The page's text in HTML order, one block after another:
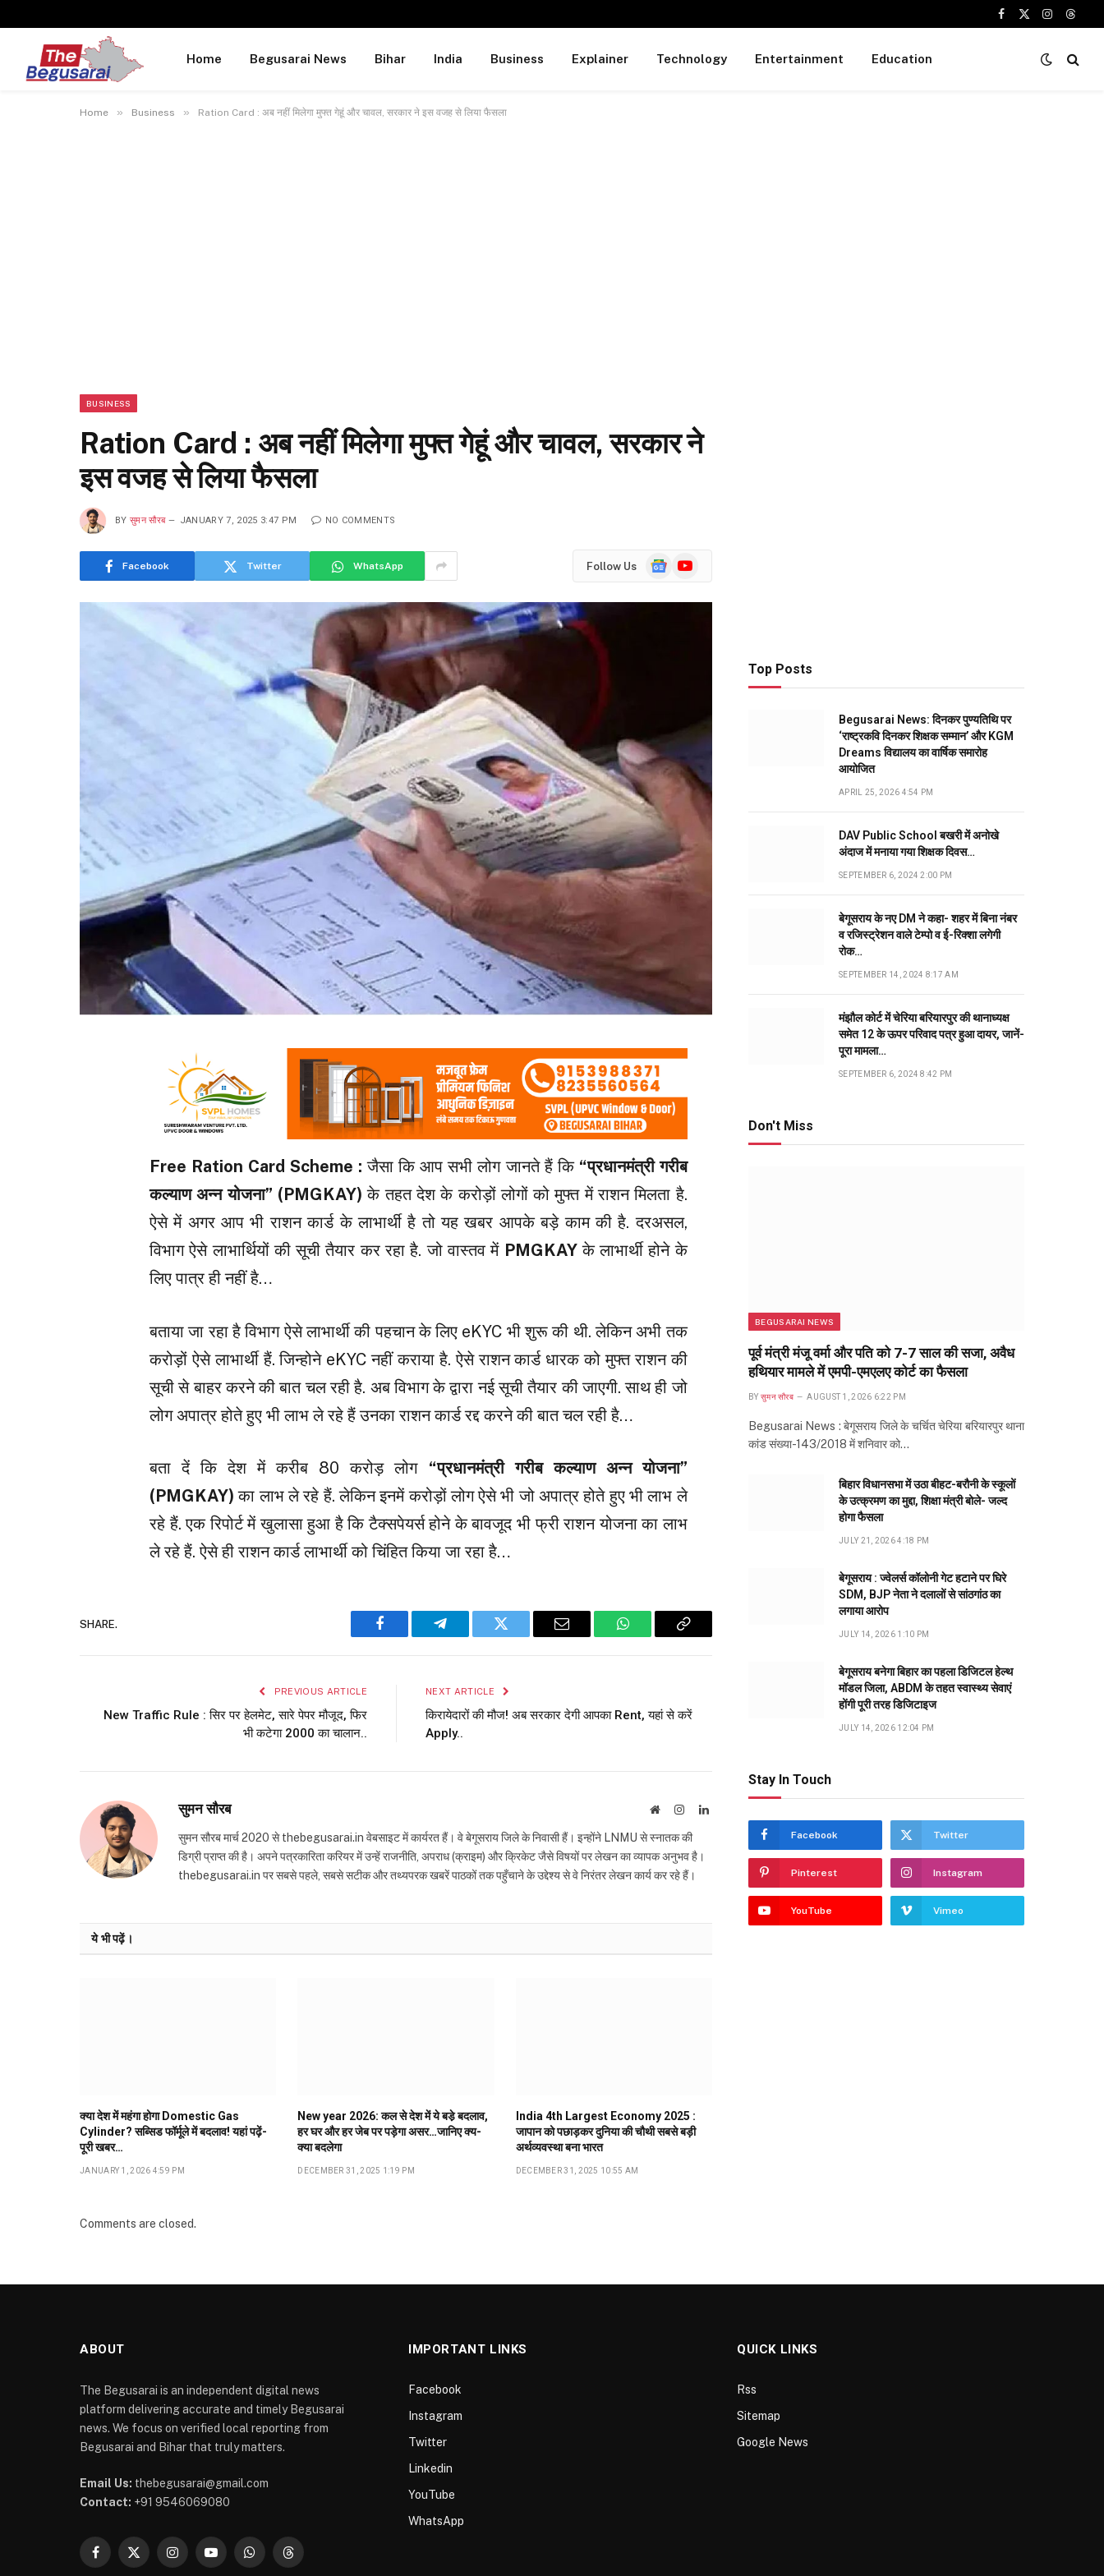
Facebook
X
Instagram
Home Begusarai News Bihar India Business Explainer Technology Entertainment Education
Home » Business » Ration Card : अब नहीं मिलेगा मुफ्त गेहूं और चावल, सरकार ने इस वजह से लिया फैसला
BUSINESS
Ration Card : अब नहीं मिलेगा मुफ्त गेहूं और चावल, सरकार ने
इस वजह से लिया फैसला
BY सुमन सौरब JANUARY 7, 2025 3:47 PM NO COMMENTS
Facebook Twitter WhatsApp Follow Us
GoogleYouTube
Free Ration Card Scheme :जैसा कि आप सभी लोग जानते हैं कि “प्रधानमंत्री गरीब
कल्याण अन्न योजना” (PMGKAY) के तहत देश के करोड़ों लोगों को मुफ्त में राशन मिलता है.
ऐसे में अगर आप भी राशन कार्ड के लाभार्थी है तो यह खबर आपके बड़े काम की है. दरअसल,
विभाग ऐसे लाभार्थियों की सूची तैयार कर रहा है. जो वास्तव में PMGKAYके लाभार्थी होने के
लिए पात्र ही नहीं है…
बताया जा रहा है विभाग ऐसे लाभार्थी की पहचान के लिए eKYC भी शुरू की थी. लेकिन अभी तक
करोड़ों ऐसे लाभार्थी हैं. जिन्होने eKYC नहीं कराया है. ऐसे राशन कार्ड धारक को मुफ्त राशन की
सूची से बाहर करने की बात चल रही है. अब विभाग के द्वारा नई सूची तैयार की जाएगी. साथ ही जो
लोग अपात्र होते हुए भी लाभ ले रहे हैं उनका राशन कार्ड रद्द करने की बात चल रही है…
बता दें कि देश में करीब 80 करोड़ लोग “प्रधानमंत्री गरीब कल्याण अन्न योजना”
(PMGKAY) का लाभ ले रहे हैं. लेकिन इनमें करोड़ों लोग ऐसे भी जो अपात्र होते हुए भी लाभ ले
रहे हैं. एक रिपोर्ट में खुलासा हुआ है कि टैक्सपेयर्स होने के बावजूद भी फ्री राशन योजना का लाभ
ले रहे हैं. ऐसे ही राशन कार्ड लाभार्थी को चिंहित किया जा रहा है…
SHARE.
Facebook Telegram Twitter Email WhatsAppCopy
PREVIOUS ARTICLE
New Traffic Rule : सिर पर हेलमेट, सारे पेपर मौजूद, फिर
भी कटेगा ₹2000 का चालान..
NEXT ARTICLE
किरायेदारों की मौज! अब सरकार देगी आपका Rent, यहां से करें
Apply..
सुमन सौरब WebsiteInstagramLinkedIn
सुमन सौरब मार्च 2020 से thebegusarai.in वेबसाइट में कार्यरत हैं। वे बेगूसराय जिले के निवासी हैं। इन्होंने LNMU से स्नातक की
डिग्री प्राप्त की है। अपने पत्रकारिता करियर में उन्हें राजनीति, अपराध (क्राइम) और क्रिकेट जैसे विषयों पर लेखन का व्यापक अनुभव है।
thebegusarai.in पर सबसे पहले, सबसे सटीक और तथ्यपरक खबरें पाठकों तक पहुँचाने के उद्देश्य से वे निरंतर लेखन कार्य कर रहे हैं।
ये भी पढ़ें।
क्या देश में महंगा होगा Domestic Gas
Cylinder? सब्सिड फॉर्मूले में बदलाव! यहां पढ़ें-
पूरी खबर…
JANUARY 1, 2026 4:59 PM
New year 2026: कल से देश में ये बडे़ बदलाव,
हर घर और हर जेब पर पड़ेगा असर…जानिए क्य-
क्या बदलेगा
DECEMBER 31, 2025 1:19 PM
India 4th Largest Economy 2025 :
जापान को पछाड़कर दुनिया की चौथी सबसे बड़ी
अर्थव्यवस्था बना भारत
DECEMBER 31, 2025 10:55 AM
Comments are closed.
Top Posts
Begusarai News: दिनकर पुण्यतिथि पर
‘राष्ट्रकवि दिनकर शिक्षक सम्मान’ और KGM
Dreams विद्यालय का वार्षिक समारोह
आयोजित
APRIL 25, 2026 4:54 PM
DAV Public School बखरी में अनोखे
अंदाज में मनाया गया शिक्षक दिवस…
SEPTEMBER 6, 2024 2:00 PM
बेगूसराय के नए DM ने कहा- शहर में बिना नंबर
व रजिस्ट्रेशन वाले टेम्पो व ई-रिक्शा लगेगी
रोक…
SEPTEMBER 14, 2024 8:17 AM
मंझौल कोर्ट में चेरिया बरियारपुर की थानाध्यक्ष
समेत 12 के ऊपर परिवाद पत्र हुआ दायर, जानें-
पूरा मामला…
SEPTEMBER 6, 2024 8:42 PM
Don't Miss
BEGUSARAI NEWS
पूर्व मंत्री मंजू वर्मा और पति को 7-7 साल की सजा, अवैध
हथियार मामले में एमपी-एमएलए कोर्ट का फैसला
BY सुमन सौरब AUGUST 1, 2026 6:22 PM
Begusarai News : बेगूसराय जिले के चर्चित चेरिया बरियारपुर थाना
कांड संख्या-143/2018 में शनिवार को…
बिहार विधानसभा में उठा बीहट-बरौनी के स्कूलों
के उत्क्रमण का मुद्दा, शिक्षा मंत्री बोले- जल्द
होगा फैसला
JULY 21, 2026 4:18 PM
बेगूसराय : ज्वेलर्स कॉलोनी गेट हटाने पर घिरे
SDM, BJP नेता ने दलालों से सांठगांठ का
लगाया आरोप
JULY 14, 2026 1:10 PM
बेगूसराय बनेगा बिहार का पहला डिजिटल हेल्थ
मॉडल जिला, ABDM के तहत स्वास्थ्य सेवाएं
होंगी पूरी तरह डिजिटाइज
JULY 14, 2026 12:04 PM
Stay In Touch
Facebook Twitter
Pinterest Instagram
YouTube Vimeo
ABOUT
The Begusarai is an independent digital news
platform delivering accurate and timely Begusarai
news. We focus on verified local reporting from
Begusarai and Bihar that truly matters.
Email Us: thebegusarai@gmail.com
Contact: +91 9546069080
Facebook
X
InstagramYouTubeWhatsAppThreads
IMPORTANT LINKS
Facebook
Instagram
Twitter
Linkedin
YouTube
WhatsApp
QUICK LINKS
Rss
Sitemap
Google News